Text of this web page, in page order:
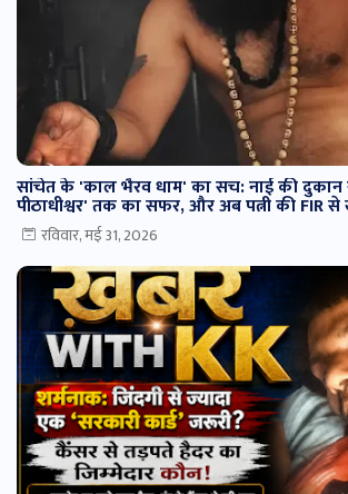
सांचेत के 'काल भैरव धाम' का सच: नाई की
पीठाधीश्वर' तक का सफर, और अब पत्नी की FIR से
रविवार, मई 31, 2026